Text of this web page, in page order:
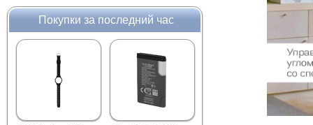
Покупки за последний час